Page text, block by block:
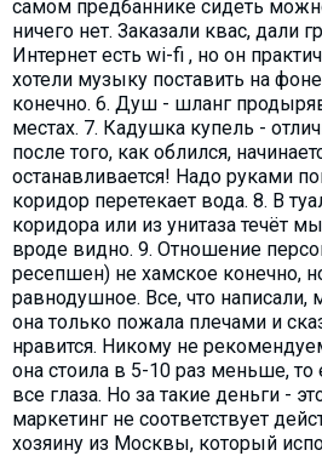
самом предбаннике сидеть
ничего нет. Заказали квас, дали
Интернет есть wi-fi , но он
хотели музыку поставить на
конечно. 6. Душ - шланг
местах. 7. Кадушка купель -
после того, как облился,
останавливается! Надо руками
коридор перетекает вода. 8. В
коридора или из унитаза течёт
вроде видно. 9. Отношение
ресепшен) не хамское конечно,
равнодушное. Все, что написали,
она только пожала плечами и
нравится. Никому не
она стоила в 5-10 раз меньше,
все глаза. Но за такие деньги -
маркетинг не соответствует
хозяину из Москвы, который